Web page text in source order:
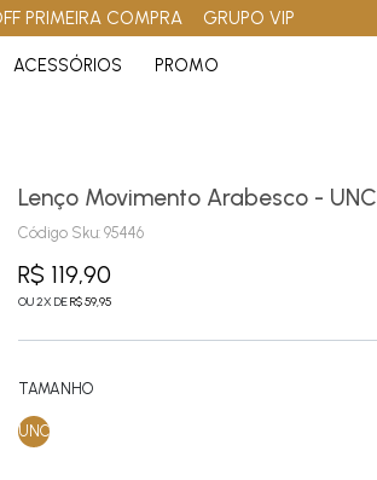
PRIMEIRA COMPRA GRUPO VIP
ACESSÓRIOS PROMO
Lenço Movimento Arabesco - UNC
Código Sku: 95446
R$ 119,90
OU2X DER$ 59,95
TAMANHO
UNC